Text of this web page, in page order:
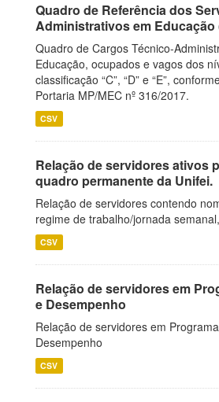
Quadro de Referência dos
Administrativos em Educação
Quadro de Cargos Técnico-
Educação, ocupados e vagos dos
classificação “C”, “D” e “E”,
Portaria MP/MEC nº 316/2017.
CSV
Relação de servidores ativos
quadro permanente da Unifei.
Relação de servidores contendo
regime de trabalho/jornada
CSV
Relação de servidores em
e Desempenho
Relação de servidores em
Desempenho
CSV